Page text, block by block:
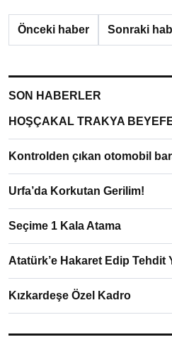
Önceki haber Sonraki
SON HABERLER
HOŞÇAKAL TRAKYA
Kontrolden çıkan otomobil
Urfa’da Korkutan Gerilim!
Seçime 1 Kala Atama
Atatürk’e Hakaret Edip Tehdit
Kızkardeşe Özel Kadro